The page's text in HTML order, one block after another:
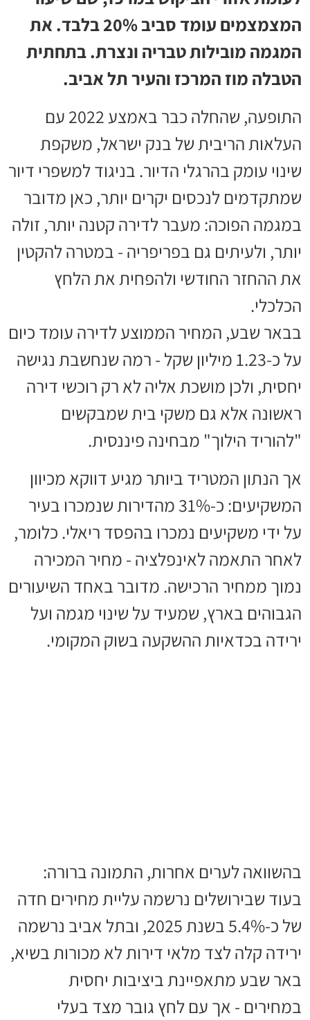
המצמצמים עומד סביב 20% בלבד. את
המגמה מובילות טבריה ונצרת. בתחתית
הטבלה מוז המרכז והעיר תל אביב.
התופעה, שהחלה כבר באמצע 2022 עם
העלאות הריבית של בנק ישראל, משקפת
שינוי עומק בהרגלי הדיור. בניגוד למשפרי דיור
שמתקדמים לנכסים יקרים יותר, כאן מדובר
במגמה הפוכה: מעבר לדירה קטנה יותר, זולה
יותר, ולעיתים גם בפריפריה - במטרה להקטין
את ההחזר החודשי ולהפחית את הלחץ
הכלכלי.
בבאר שבע, המחיר הממוצע לדירה עומד כיום
על כ-1.23 מיליון שקל - רמה שנחשבת נגישה
יחסית, ולכן מושכת אליה לא רק רוכשי דירה
ראשונה אלא גם משקי בית שמבקשים
"להוריד הילוך" מבחינה פיננסית.
אך הנתון המטריד ביותר מגיע דווקא מכיוון
המשקיעים: כ-31% מהדירות שנמכרו בעיר
על ידי משקיעים נמכרו בהפסד ריאלי. כלומר,
לאחר התאמה לאינפלציה - מחיר המכירה
נמוך ממחיר הרכישה. מדובר באחד השיעורים
הגבוהים בארץ, שמעיד על שינוי מגמה ועל
ירידה בכדאיות ההשקעה בשוק המקומי.
בהשוואה לערים אחרות, התמונה ברורה:
בעוד שבירושלים נרשמה עליית מחירים חדה
של כ-5.4% בשנת 2025, ובתל אביב נרשמה
ירידה קלה לצד מלאי דירות לא מכורות בשיא,
באר שבע מתאפיינת ביציבות יחסית
במחירים - אך עם לחץ גובר מצד בעלי